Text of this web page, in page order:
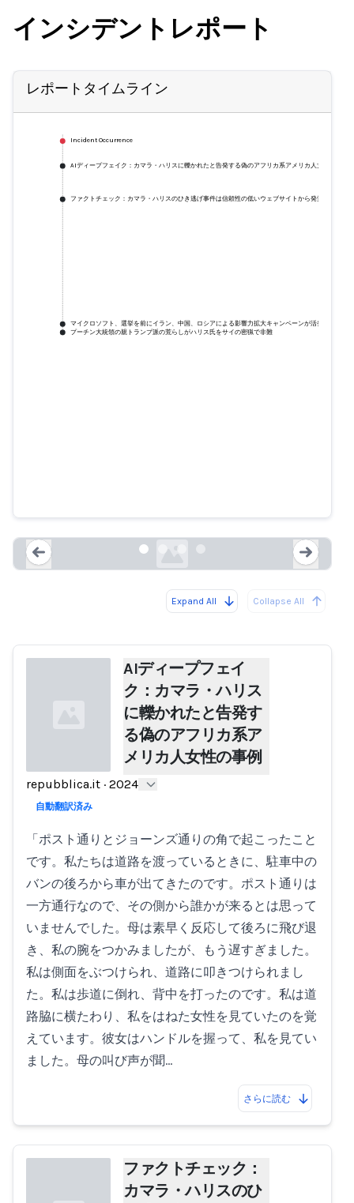
インシデントレポート
レポートタイムライン
Incident Occurrence
AIディープフェイク：カマラ・ハリスに轢かれたと告発する偽のアフリカ系アメリカ人女性の事例
ファクトチェック：カマラ・ハリスのひき逃げ事件は信頼性の低いウェブサイトから発覚
マイクロソフト、選挙を前にイラン、中国、ロシアによる影響力拡大キャンペーンが活発化
プーチン大統領の親トランプ派の荒らしがハリス氏をサイの密猟で非難
Expand All Collapse All
Loading...
AIディープフェイ
ク：カマラ・ハリス
に轢かれたと告発す
る偽のアフリカ系ア
メリカ人女性の事例
repubblica.it · 2024
自動翻訳済み
「ポスト通りとジョーンズ通りの角で起こったこと
です。私たちは道路を渡っているときに、駐車中の
バンの後ろから車が出てきたのです。ポスト通りは
一方通行なので、その側から誰かが来るとは思って
いませんでした。母は素早く反応して後ろに飛び退
き、私の腕をつかみましたが、もう遅すぎました。
私は側面をぶつけられ、道路に叩きつけられまし
た。私は歩道に倒れ、背中を打ったのです。私は道
路脇に横たわり、私をはねた女性を見ていたのを覚
えています。彼女はハンドルを握って、私を見てい
ました。母の叫び声が聞…
さらに読む
ファクトチェック：
カマラ・ハリスのひ